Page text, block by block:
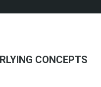
CONCEPTS